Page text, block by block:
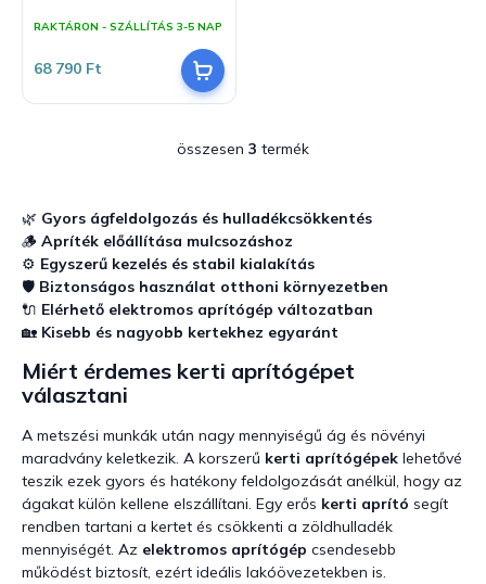
RAKTÁRON - SZÁLLÍTÁS 3-5 NAP
68 790 Ft
L
t
a
i
r
á
n
y
í
t
e
l
e
m
e
i
összesen 3 termék
🌿 Gyors ágfeldolgozás és hulladékcsökkentés
🪵 Apríték előállítása mulcsozáshoz
⚙️ Egyszerű kezelés és stabil kialakítás
🛡️ Biztonságos használat otthoni környezetben
🔌 Elérhető elektromos aprítógép változatban
🏡 Kisebb és nagyobb kertekhez egyaránt
Miért érdemes kerti aprítógépet
választani
A metszési munkák után nagy mennyiségű ág és növényi
maradvány keletkezik. A korszerű kerti aprítógépek lehetővé
teszik ezek gyors és hatékony feldolgozását anélkül, hogy az
ágakat külön kellene elszállítani. Egy erős kerti aprító segít
rendben tartani a kertet és csökkenti a zöldhulladék
mennyiségét. Az elektromos aprítógép csendesebb
működést biztosít, ezért ideális lakóövezetekben is.